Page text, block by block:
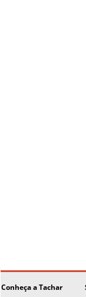
Conheça a Tachar